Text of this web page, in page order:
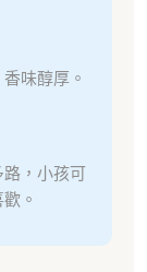
味醇厚。
，小孩可
。